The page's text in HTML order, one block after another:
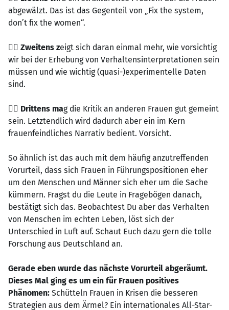
abgewälzt. Das ist das Gegenteil von „Fix the system,
don’t fix the women“.
👉🏻 Zweitens zeigt sich daran einmal mehr, wie vorsichtig
wir bei der Erhebung von Verhaltensinterpretationen sein
müssen und wie wichtig (quasi-)experimentelle Daten
sind.
👉🏻 Drittens mag die Kritik an anderen Frauen gut gemeint
sein. Letztendlich wird dadurch aber ein im Kern
frauenfeindliches Narrativ bedient. Vorsicht.
So ähnlich ist das auch mit dem häufig anzutreffenden
Vorurteil, dass sich Frauen in Führungspositionen eher
um den Menschen und Männer sich eher um die Sache
kümmern. Fragst du die Leute in Fragebögen danach,
bestätigt sich das. Beobachtest Du aber das Verhalten
von Menschen im echten Leben, löst sich der
Unterschied in Luft auf. Schaut Euch dazu gern die tolle
Forschung aus Deutschland an.
Gerade eben wurde das nächste Vorurteil abgeräumt.
Dieses Mal ging es um ein für Frauen positives
Phänomen: Schütteln Frauen in Krisen die besseren
Strategien aus dem Ärmel? Ein internationales All-Star-